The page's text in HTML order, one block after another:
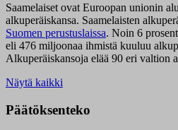
Saamelaiset ovat Euroopan unionin
alkuperäiskansa. Saamelaisten
Suomen perustuslaissa. Noin 6
eli 476 miljoonaa ihmistä kuuluu
Alkuperäiskansoja elää 90 eri valtion
Näytä kaikki
Päätöksenteko